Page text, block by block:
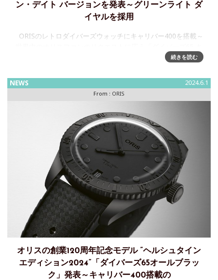
ン・デイト バージョンを発表～グリーンライト ダ
イヤルを採用
ORISのレトロダイバーズウォッチにキャリバー400を搭載～
ャリバー400」のノン・デイト バージョンを発表オリスの自
続きを読む
NEWS 2024.6.1
From : ORIS
オリスの創業120周年記念モデル ”ヘルシュタイン
エディション2024”「ダイバーズ65オールブラッ
ク」発表～キャリバー400搭載の